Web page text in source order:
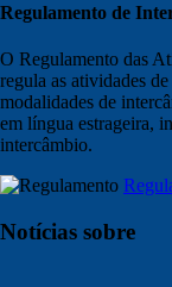
Regulamento de
O Regulamento das
regula as atividades
modalidades de
em língua estrageira,
intercâmbio.
Notícias sobre